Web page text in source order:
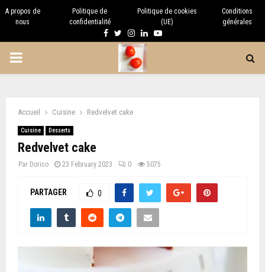
A propos de
nous
Politique de
confidentialité
Politique de cookies
(UE)
Conditions
générales
Facebook
TwitterInstagram
LinkedinYoutube
PRIMARY
Accueil Cuisine Redvelvet cake
Cuisine Desserts
Redvelvet cake
Par Dorico 23 February 2023 0 5075
PARTAGER 0